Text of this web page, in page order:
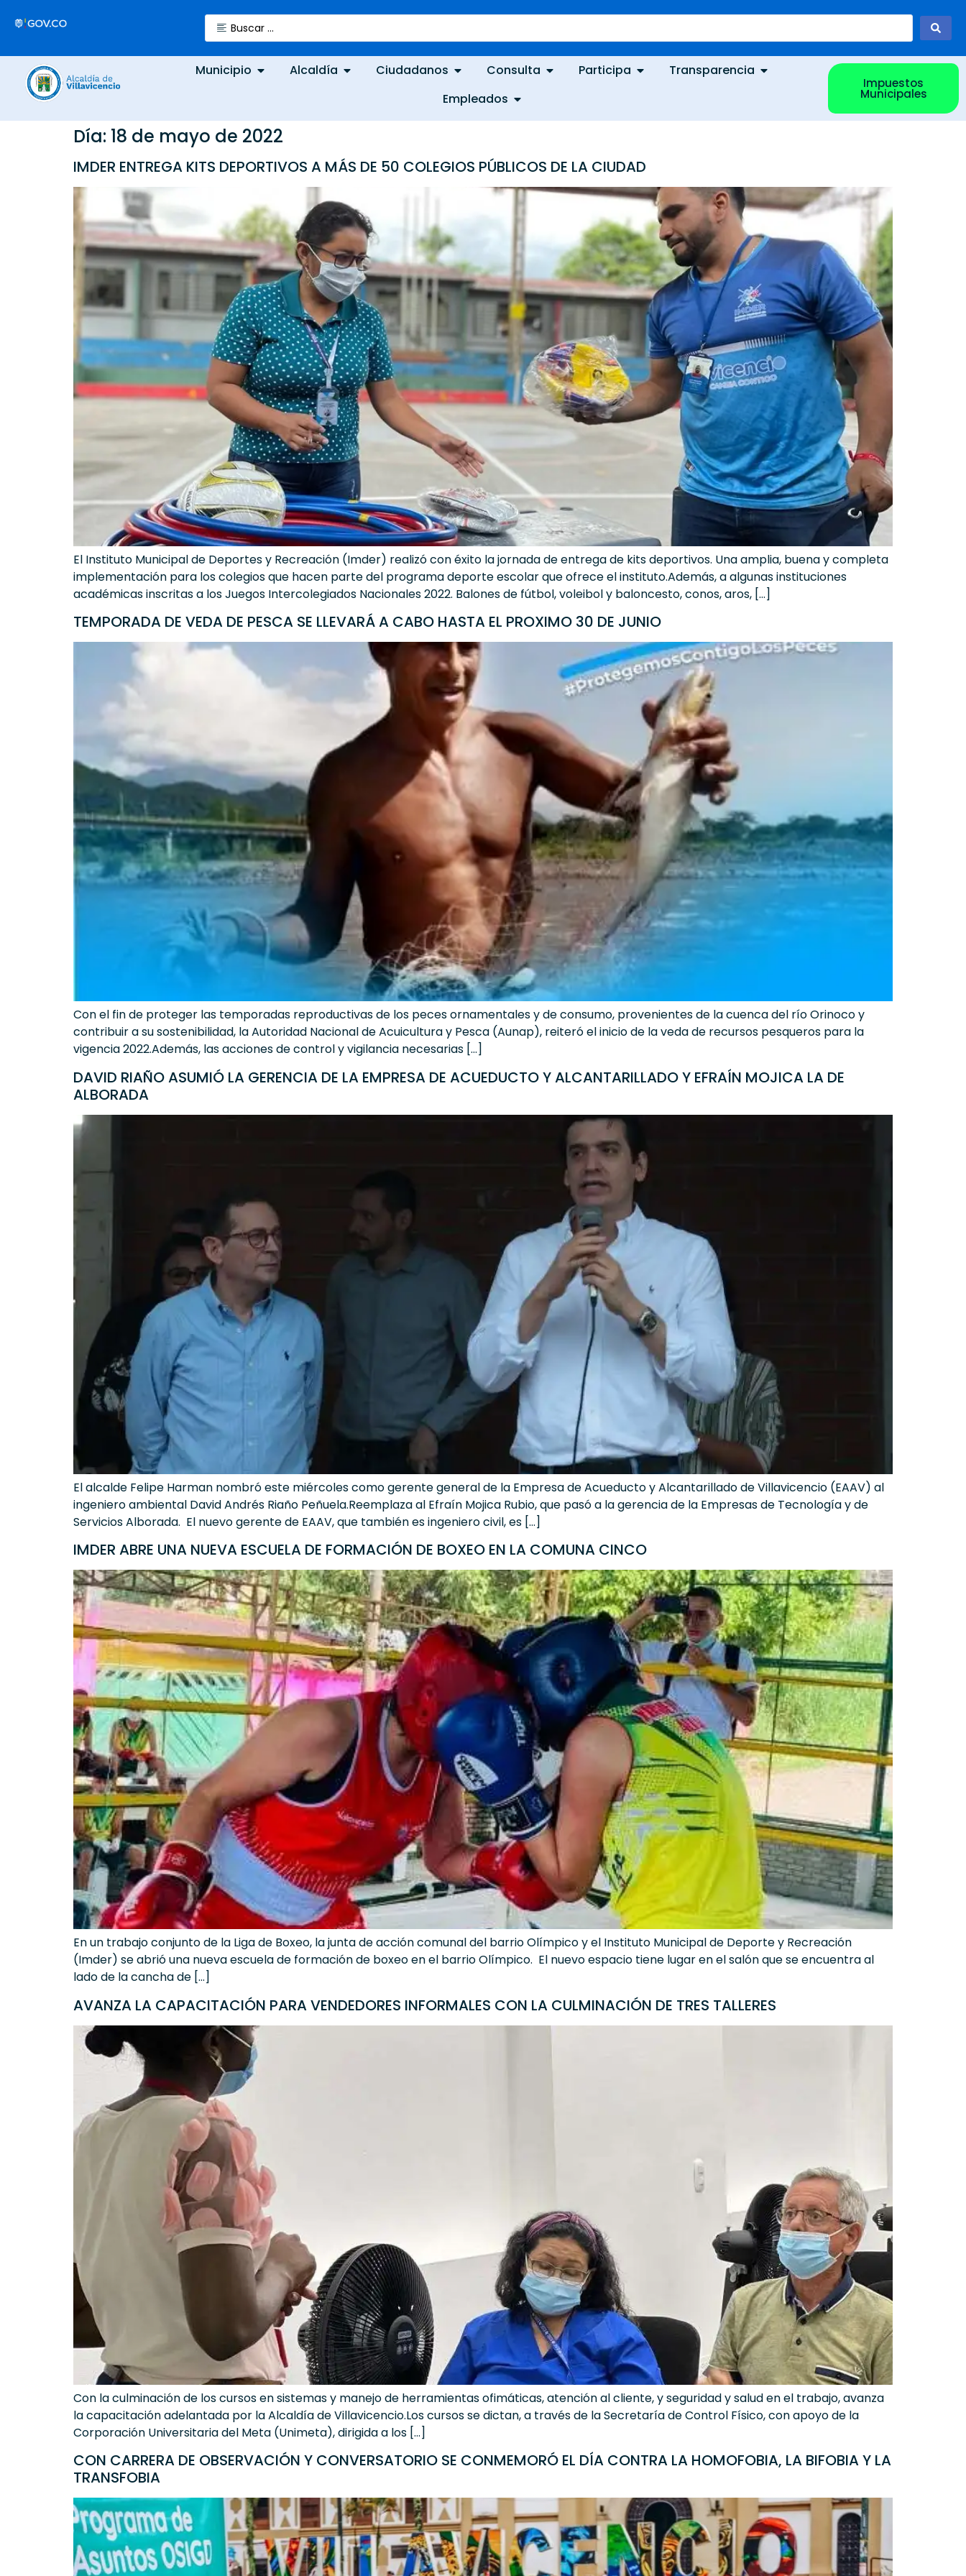
Municipio Alcaldía Ciudadanos Consulta Participa
Transparencia
Empleados
Impuestos
Municipales
Día: 18 de mayo de 2022
IMDER ENTREGA KITS DEPORTIVOS A MÁS DE 50 COLEGIOS PÚBLICOS DE LA CIUDAD
El Instituto Municipal de Deportes y Recreación (Imder) realizó con éxito la jornada de entrega de kits deportivos. Una amplia, buena y completa
implementación para los colegios que hacen parte del programa deporte escolar que ofrece el instituto.Además, a algunas instituciones
académicas inscritas a los Juegos Intercolegiados Nacionales 2022. Balones de fútbol, voleibol y baloncesto, conos, aros, […]
TEMPORADA DE VEDA DE PESCA SE LLEVARÁ A CABO HASTA EL PROXIMO 30 DE JUNIO
Con el fin de proteger las temporadas reproductivas de los peces ornamentales y de consumo, provenientes de la cuenca del río Orinoco y
contribuir a su sostenibilidad, la Autoridad Nacional de Acuicultura y Pesca (Aunap), reiteró el inicio de la veda de recursos pesqueros para la
vigencia 2022.Además, las acciones de control y vigilancia necesarias […]
DAVID RIAÑO ASUMIÓ LA GERENCIA DE LA EMPRESA DE ACUEDUCTO Y ALCANTARILLADO Y EFRAÍN MOJICA LA DE
ALBORADA
El alcalde Felipe Harman nombró este miércoles como gerente general de la Empresa de Acueducto y Alcantarillado de Villavicencio (EAAV) al
ingeniero ambiental David Andrés Riaño Peñuela.Reemplaza al Efraín Mojica Rubio, que pasó a la gerencia de la Empresas de Tecnología y de
Servicios Alborada. El nuevo gerente de EAAV, que también es ingeniero civil, es […]
IMDER ABRE UNA NUEVA ESCUELA DE FORMACIÓN DE BOXEO EN LA COMUNA CINCO
En un trabajo conjunto de la Liga de Boxeo, la junta de acción comunal del barrio Olímpico y el Instituto Municipal de Deporte y Recreación
(Imder) se abrió una nueva escuela de formación de boxeo en el barrio Olímpico. El nuevo espacio tiene lugar en el salón que se encuentra al
lado de la cancha de […]
AVANZA LA CAPACITACIÓN PARA VENDEDORES INFORMALES CON LA CULMINACIÓN DE TRES TALLERES
Con la culminación de los cursos en sistemas y manejo de herramientas ofimáticas, atención al cliente, y seguridad y salud en el trabajo, avanza
la capacitación adelantada por la Alcaldía de Villavicencio.Los cursos se dictan, a través de la Secretaría de Control Físico, con apoyo de la
Corporación Universitaria del Meta (Unimeta), dirigida a los […]
CON CARRERA DE OBSERVACIÓN Y CONVERSATORIO SE CONMEMORÓ EL DÍA CONTRA LA HOMOFOBIA, LA BIFOBIA Y LA
TRANSFOBIA